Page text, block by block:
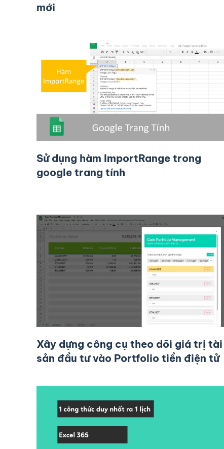
mới
Sử dụng hàm ImportRange trong
google trang tính
Xây dựng công cụ theo dõi giá trị tài
sản đầu tư vào Portfolio tiền điện tử